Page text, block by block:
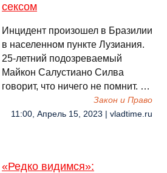
сексом
Инцидент произошел в Бразилии
в населенном пункте Лузиания.
25-летний подозреваемый
Майкон Салустиано Силва
говорит, что ничего не помнит. …
Закон и Право
11:00, Апрель 15, 2023 | vladtime.ru
«Редко видимся»: